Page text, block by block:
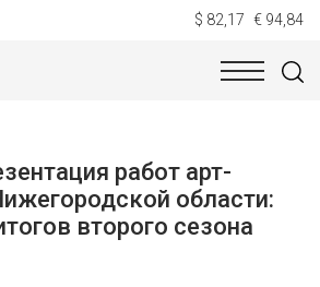
$ 82,17 € 94,84
работ арт-
области:
второго сезона